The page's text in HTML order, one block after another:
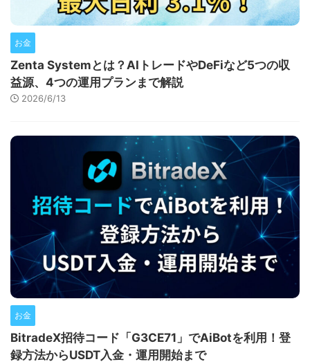
お金
Zenta Systemとは？AIトレードやDeFiなど5つの収
益源、4つの運用プランまで解説
2026/6/13
お金
BitradeX招待コード「G3CE71」でAiBotを利用！登
録方法からUSDT入金・運用開始まで